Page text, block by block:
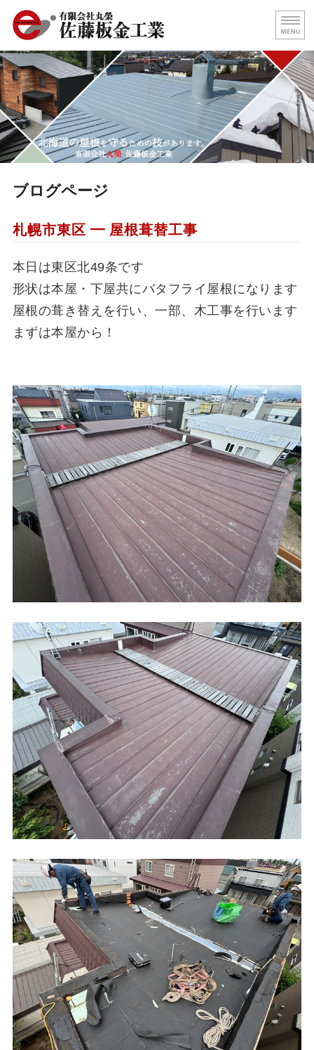
屋根の葺き替え・壁板金工
北海
ホーム
代表挨拶
屋根施工事例
ブログページ
札幌市東区 ━ 屋根葺替工事
本日は東区北49条です
形状は本屋・下屋共にバタフライ屋根になります
屋根の葺き替えを行い、一部、木工事を行います
まずは本屋から！